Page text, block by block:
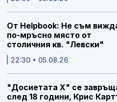
От Helpbook: Не съм
по-мръсно място от
столичния кв. "Левски"
22:30 • 05.08.26
"Досиетата Х" се
след 18 години, Крис